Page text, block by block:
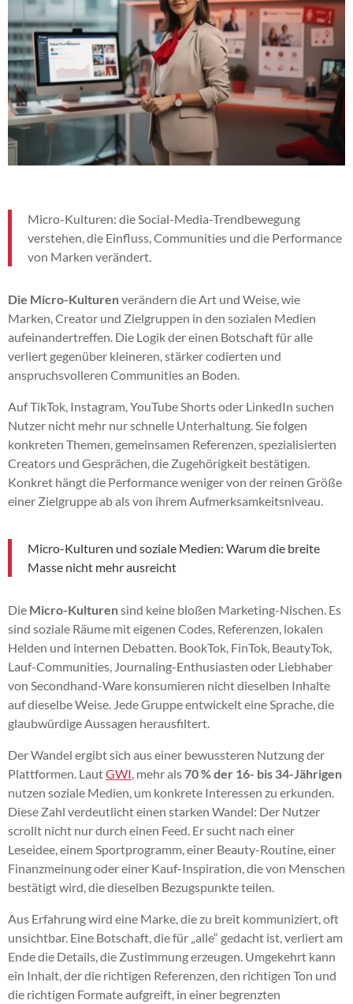
Micro-Kulturen: die Social-Media-Trendbewegung
verstehen, die Einfluss, Communities und die Performance
von Marken verändert.
Die Micro-Kulturenverändern die Art und Weise, wie
Marken, Creator und Zielgruppen in den sozialen Medien
aufeinandertreffen. Die Logik der einen Botschaft für alle
verliert gegenüber kleineren, stärker codierten und
anspruchsvolleren Communities an Boden.
Auf TikTok, Instagram, YouTube Shorts oder LinkedIn suchen
Nutzer nicht mehr nur schnelle Unterhaltung. Sie folgen
konkreten Themen, gemeinsamen Referenzen, spezialisierten
Creators und Gesprächen, die Zugehörigkeit bestätigen.
Konkret hängt die Performance weniger von der reinen Größe
einer Zielgruppe ab als von ihrem Aufmerksamkeitsniveau.
Micro-Kulturen und soziale Medien: Warum die breite
Masse nicht mehr ausreicht
Die Micro-Kulturensind keine bloßen Marketing-Nischen. Es
sind soziale Räume mit eigenen Codes, Referenzen, lokalen
Helden und internen Debatten. BookTok, FinTok, BeautyTok,
Lauf-Communities, Journaling-Enthusiasten oder Liebhaber
von Secondhand-Ware konsumieren nicht dieselben Inhalte
auf dieselbe Weise. Jede Gruppe entwickelt eine Sprache, die
glaubwürdige Aussagen herausfiltert.
Der Wandel ergibt sich aus einer bewussteren Nutzung der
Plattformen. LautGWI , mehr als70 % der 16- bis 34-Jährigen
nutzen soziale Medien, um konkrete Interessen zu erkunden.
Diese Zahl verdeutlicht einen starken Wandel: Der Nutzer
scrollt nicht nur durch einen Feed. Er sucht nach einer
Leseidee, einem Sportprogramm, einer Beauty-Routine, einer
Finanzmeinung oder einer Kauf-Inspiration, die von Menschen
bestätigt wird, die dieselben Bezugspunkte teilen.
Aus Erfahrung wird eine Marke, die zu breit kommuniziert, oft
unsichtbar. Eine Botschaft, die für „alle“ gedacht ist, verliert am
Ende die Details, die Zustimmung erzeugen. Umgekehrt kann
ein Inhalt, der die richtigen Referenzen, den richtigen Ton und
die richtigen Formate aufgreift, in einer begrenzten